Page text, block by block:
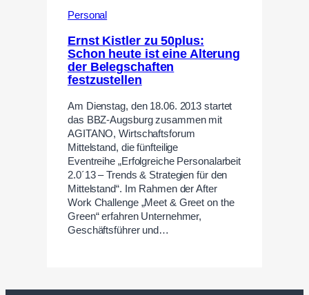
Personal
Ernst Kistler zu 50plus:
Schon heute ist eine Alterung
der Belegschaften
festzustellen
Am Dienstag, den 18.06. 2013 startet
das BBZ-Augsburg zusammen mit
AGITANO, Wirtschaftsforum
Mittelstand, die fünfteilige
Eventreihe „Erfolgreiche Personalarbeit
2.0´13 – Trends & Strategien für den
Mittelstand“. Im Rahmen der After
Work Challenge „Meet & Greet on the
Green“ erfahren Unternehmer,
Geschäftsführer und…